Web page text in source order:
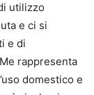
utilizzo
e ci si
e di
rappresenta
domestico e